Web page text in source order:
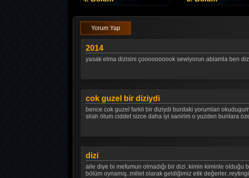
Yorum Yap
2014
yasak elma dizisini çoooooooook sewiyorun ablamla ben
cok guzel bir diziydi
bence cok guzel farkli bir diziydi burdaki yorumlari
silah ölum ciddet sizce daha iyi sanirim o yuzden bunlara
dizi
aile diye bi mefumun olmadığı bir dizi..kimin kiminle olduğu
bölüm oynamış..millet olarak geldiğimiz etik